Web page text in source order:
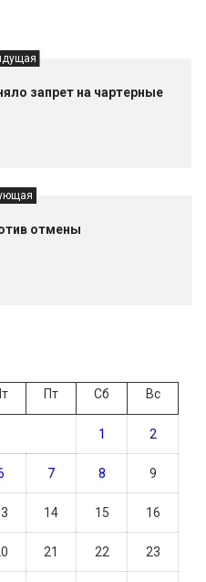
запрет на чартерные
отмены
Пт Сб Вс
1 2
7 8 9
14 15 16
21 22 23